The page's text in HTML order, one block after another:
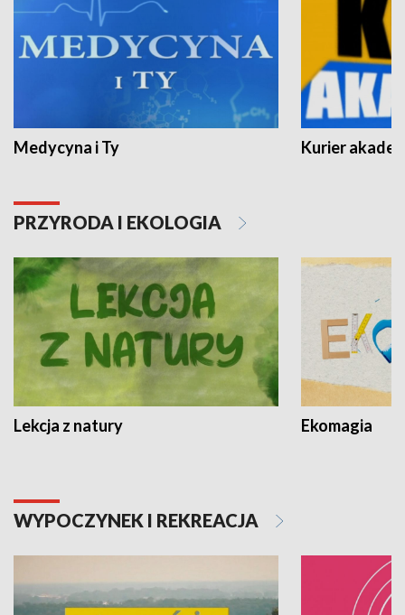
Medycyna i Ty Kurier
PRZYRODA I EKOLOGIA
Lekcja z natury Ekomagia
WYPOCZYNEK I REKREACJA